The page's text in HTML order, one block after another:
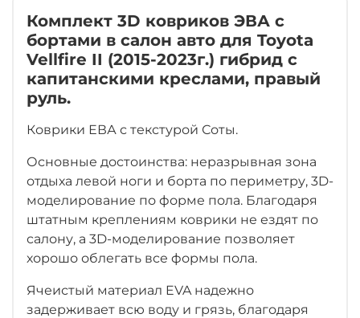
Комплект 3D ковриков ЭВА с
бортами в салон авто для Toyota
Vellfire II (2015-2023г.) гибрид с
капитанскими креслами, правый
руль.
Коврики ЕВА с текстурой Соты.
Основные достоинства: неразрывная зона
отдыха левой ноги и борта по периметру, 3D-
моделирование по форме пола. Благодаря
штатным креплениям коврики не ездят по
салону, а 3D-моделирование позволяет
хорошо облегать все формы пола.
Ячеистый материал EVA надежно
задерживает всю воду и грязь, благодаря